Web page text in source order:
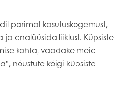
parimat kasutuskogemust,
analüüsida liiklust. Küpsiste
kohta, vaadake meie
nõustute kõigi küpsiste